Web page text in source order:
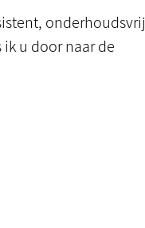
u door naar de